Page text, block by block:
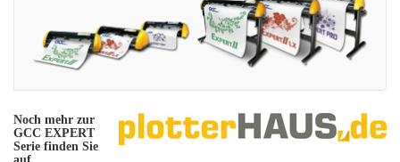
Noch mehr zur
GCC EXPERT
Serie finden Sie